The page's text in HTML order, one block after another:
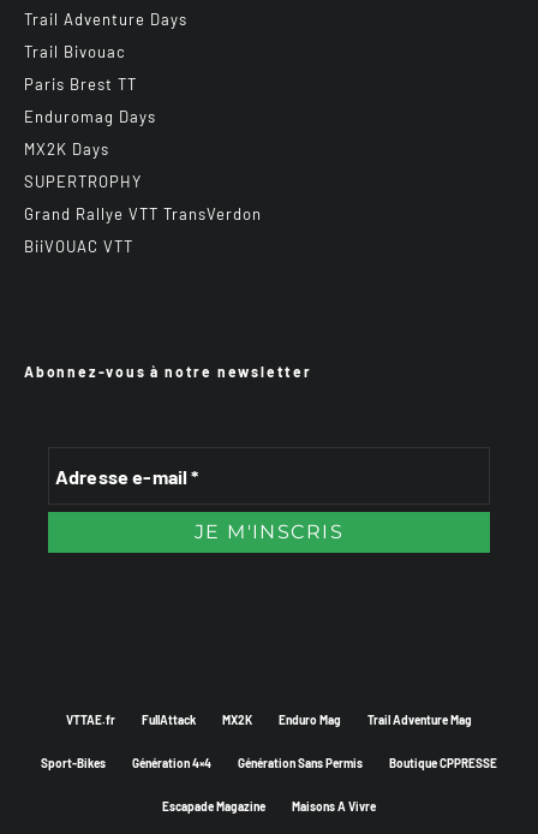
Trail Adventure Days
Trail Bivouac
Paris Brest TT
Enduromag Days
MX2K Days
SUPERTROPHY
Grand Rallye VTT TransVerdon
BiiVOUAC VTT
Abonnez-vous à notre newsletter
VTTAE.fr FullAttack MX2K Enduro Mag Trail Adventure Mag
Sport-Bikes Génération 4×4 Génération Sans Permis Boutique CPPRESSE
Escapade Magazine Maisons A Vivre